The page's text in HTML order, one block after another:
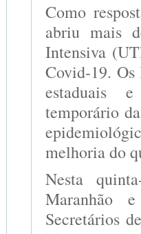
Como
abriu mais
Intensiva
Covid-19. Os
estaduais
temporário
melhoria do
Nesta
Maranhão
Secretários